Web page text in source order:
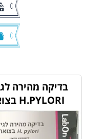
בדיקה מהירה
H.PYLORI בצואה